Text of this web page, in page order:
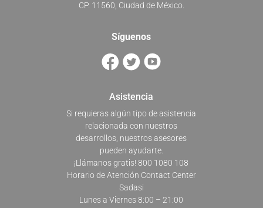
CP. 11560, Ciudad de México.
Síguenos
Asistencia
Si requieras algún tipo de asistencia
relacionada con nuestros
desarrollos, nuestros asesores
pueden ayudarte.
¡Llámanos gratis! 800 1080 108
Horario de Atención Contact Center
Sadasi
Lunes a Viernes 8:00 – 21:00